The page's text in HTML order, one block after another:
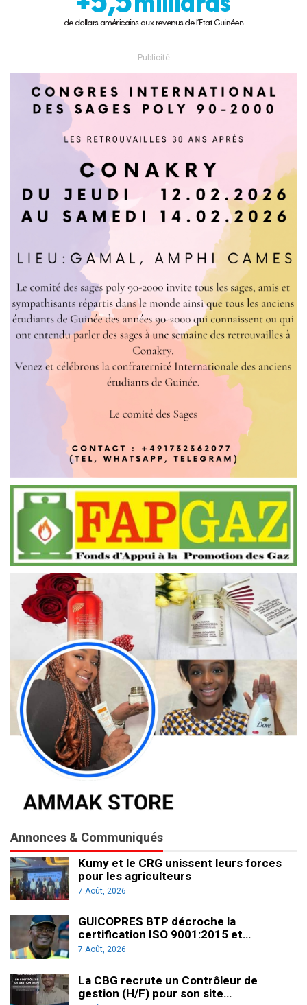
- Publicité -
Annonces & Communiqués
Kumy et le CRG unissent leurs forces
pour les agriculteurs
7 Août, 2026
GUICOPRES BTP décroche la
certification ISO 9001:2015 et…
7 Août, 2026
La CBG recrute un Contrôleur de
gestion (H/F) pour son site…